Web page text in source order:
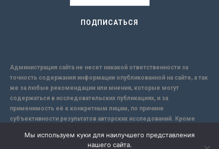
Администрация сайта не несет никакой ответственности за
точность содержания информации опубликованной на сайте, а так
же за любые рекомендации или мнения, которые могут
содержаться в исследовательских публикациях, и за
применимость её к конкретным лицам, по причине
субъективности результатов авторских исследований. Кроме
надежной защиты информации, Сайт не несет ответственности за
Мы используем куки для наилучшего представления
нашего сайта.